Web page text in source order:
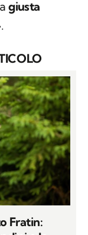
giusta
Fratin: